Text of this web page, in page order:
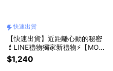
快速出貨
【快速出貨】近距離心動的秘密
💄LINE禮物獨家新禮物⚡【MON
CLOS】胜肽豐唇精華+護髮油禮
袋組
$1,240